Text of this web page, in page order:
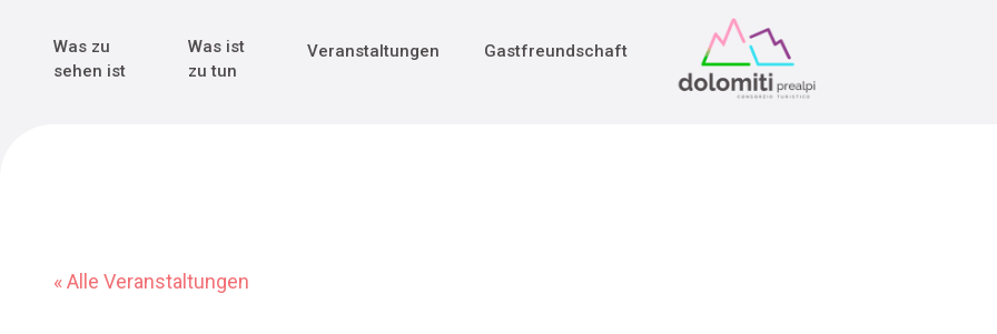
Main Navigation
Was zu
sehen ist
Was ist
zu tun
Veranstaltungen Gastfreundschaft
« Alle Veranstaltungen